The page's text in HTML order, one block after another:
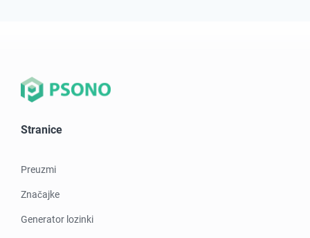
Stranice
Preuzmi
Značajke
Generator lozinki